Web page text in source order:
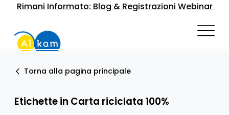
Rimani Informato: Blog & Registrazioni Webinar
Torna alla pagina principale
Etichette in Carta riciclata 100%